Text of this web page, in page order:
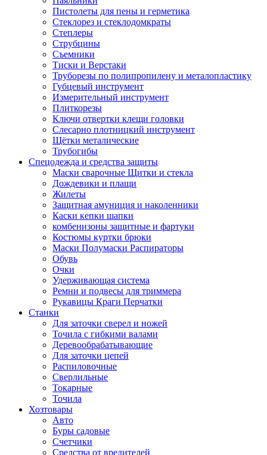
Пистолеты для пены и герметика
Стеклорез и стеклодомкраты
Степлеры
Струбцины
Съемники
Тиски и Верстаки
Труборезы по полипропилену и металопластику
Губцевый инструмент
Измерительный инструмент
Плиткорезы
Ключи отвертки клещи головки
Слесарно плотницкий инструмент
Щётки металические
Трубогибы
Спецодежда и средства защиты
Маски сварочные Щитки и стекла
Дождевики и плащи
Жилеты
Защитная амуниция и наколенники
Каски кепки шапки
комбенизоны защитные и фартуки
Костюмы куртки брюки
Маски Полумаски Распираторы
Обувь
Очки
Удерживающая система
Ремни и подвесы для триммера
Рукавицы Краги Перчатки
Станки
Для заточки сверел и ножей
Точила с гибкими валами
Деревообрабатывающие
Для заточки цепей
Распиловочные
Сверлильные
Токарные
Точила
Хозтовары
Авто
Буры садовые
Счетчики
Средства от вредителей